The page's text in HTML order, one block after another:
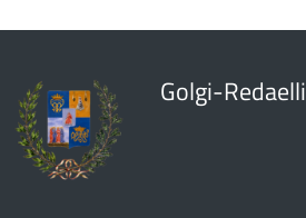
Golgi-Redaelli